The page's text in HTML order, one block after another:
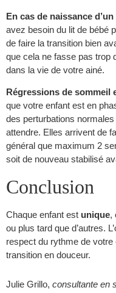
En cas de naissance
avez besoin du lit de bébé
de faire la transition bien
que cela ne fasse pas trop
dans la vie de votre ainé.
Régressions de sommeil
que votre enfant est en
des perturbations
attendre. Elles arrivent de
général que maximum 2
soit de nouveau stabilisé
Conclusion
Chaque enfant est unique,
ou plus tard que d’autres.
respect du rythme de
transition en douceur.
Julie Grillo, consultante en